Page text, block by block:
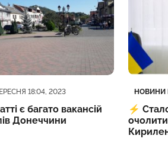
18:04, 2023
є багато вакансій
Донеччини
НОВИНИ
Дата
⚡️